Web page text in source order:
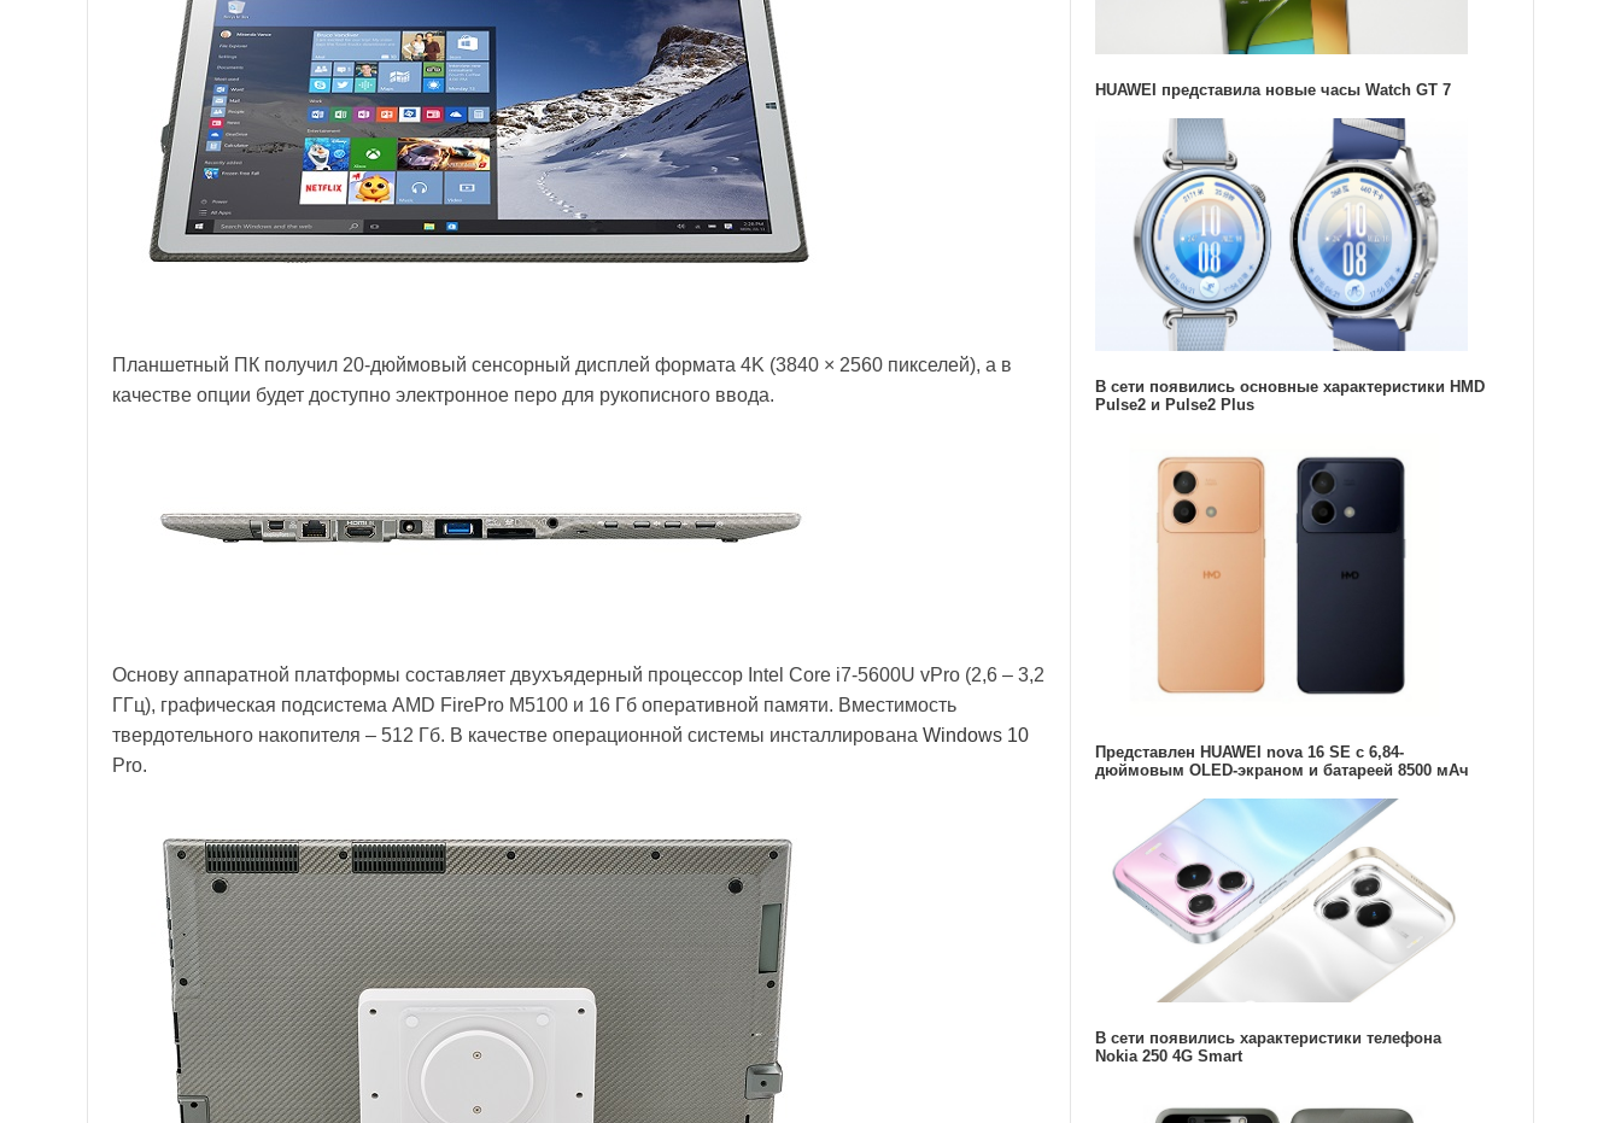
Планшетный ПК получил 20-дюймовый сенсорный дисплей формата 4K (3840 × 2560 пикселей), а в
качестве опции будет доступно электронное перо для рукописного ввода.
Основу аппаратной платформы составляет двухъядерный процессор Intel Core i7-5600U vPro (2,6 – 3,2
ГГц), графическая подсистема AMD FirePro M5100 и 16 Гб оперативной памяти. Вместимость
твердотельного накопителя – 512 Гб. В качестве операционной системы инсталлирована Windows 10
Pro.
HUAWEI представила новые часы Watch GT 7
В сети появились основные характеристики HMD
Pulse2 и Pulse2 Plus
Представлен HUAWEI nova 16 SE с 6,84-
дюймовым OLED-экраном и батареей 8500 мАч
В сети появились характеристики телефона
Nokia 250 4G Smart